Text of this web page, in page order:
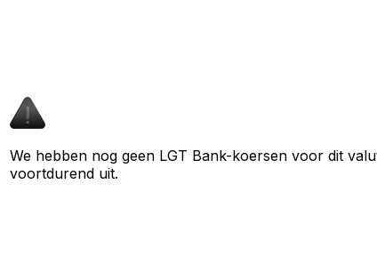
We hebben nog geen LGT Bank-koersen voor dit
voortdurend uit.